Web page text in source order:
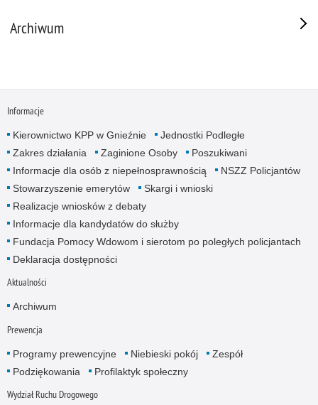
Archiwum
Informacje
Kierownictwo KPP w Gnieźnie
Jednostki Podległe
Zakres działania
Zaginione Osoby
Poszukiwani
Informacje dla osób z niepełnosprawnością
NSZZ Policjantów
Stowarzyszenie emerytów
Skargi i wnioski
Realizacje wniosków z debaty
Informacje dla kandydatów do służby
Fundacja Pomocy Wdowom i sierotom po poległych policjantach
Deklaracja dostępności
Aktualności
Archiwum
Prewencja
Programy prewencyjne Niebieski pokój
Zespół
Podziękowania
Profilaktyk społeczny
Wydział Ruchu Drogowego